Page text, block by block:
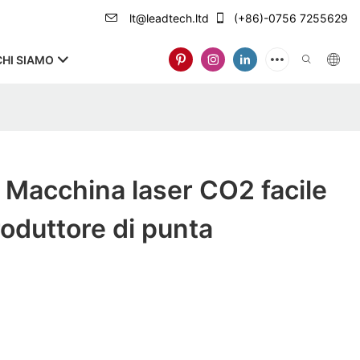
lt@leadtech.ltd (+86)-0756 7255629
SIAMO
Macchina laser CO2 facile
di punta